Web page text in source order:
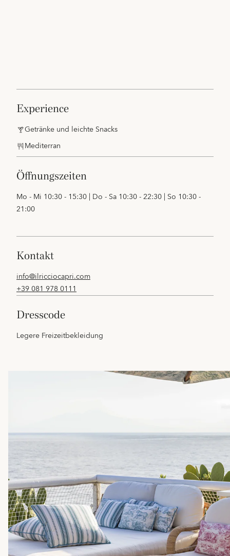
experience
Getränke und leichte Snacks
Mediterran
öffnungszeiten
Mo - Mi 10:30 - 15:30 | Do - Sa 10:30 - 22:30 | So 10:30 -
21:00
kontakt
info@ilricciocapri.com
+39 081 978 0111
dresscode
Legere Freizeitbekleidung